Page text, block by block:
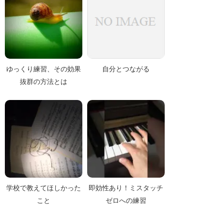
ゆっくり練習、その効果
抜群の方法とは
自分とつながる
学校で教えてほしかった
こと
即効性あり！ミスタッチ
ゼロへの練習